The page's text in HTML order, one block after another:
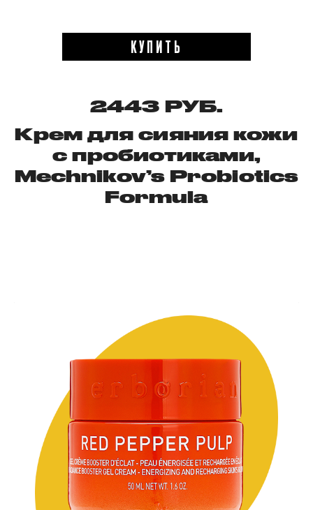
КУПИТЬ
2443 РУБ.
Крем для сияния кожи
с пробиотиками,
Mechnikov’s Probiotics
Formula